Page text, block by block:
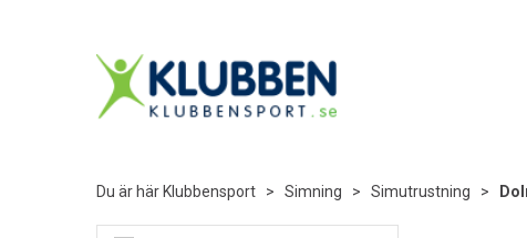
Du är här Klubbensport > Simning > Simutrustning >